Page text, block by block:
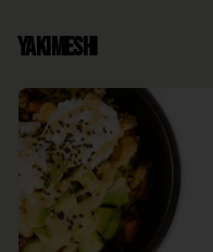
Yakimeshi